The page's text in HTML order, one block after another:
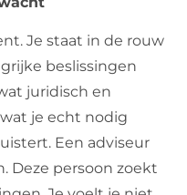
Je staat in de rouw
beslissingen
juridisch en
je echt nodig
Een adviseur
Deze persoon zoekt